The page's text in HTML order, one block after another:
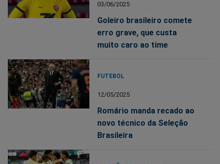
03/06/2025
Goleiro brasileiro comete
erro grave, que custa
muito caro ao time
FUTEBOL
12/05/2025
Romário manda recado ao
novo técnico da Seleção
Brasileira